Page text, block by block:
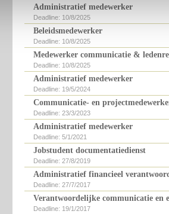
Administratief medewerker
Deadline: 10/8/2025
Beleidsmedewerker
Deadline: 10/8/2025
Medewerker communicatie &
Deadline: 10/8/2025
Administratief medewerker
Deadline: 19/5/2024
Communicatie- en
Deadline: 23/3/2023
Administratief medewerker
Deadline: 5/1/2021
Jobstudent documentatiedienst
Deadline: 27/8/2019
Administratief financieel
Deadline: 27/7/2017
Verantwoordelijke communicatie en
Deadline: 19/1/2017